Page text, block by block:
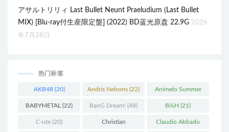
アサルトリリィ Last Bullet Neunt Praeludium (Last Bullet
MIX) [Blu-ray付生産限定盤] (2022) BD蓝光原盘 22.9G 2026
年7月28日
热门标签
AKB48(20) Andris Nelsons (22) Animelo Summer
Live (34)
BABYMETAL (22) BanG Dream! (48) BiSH (21)
C-ute (20) Christian Claudio Abbado